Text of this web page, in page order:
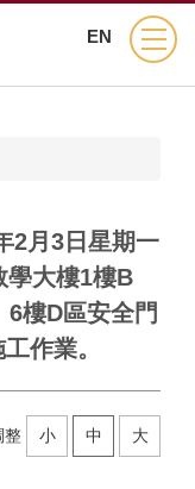
EN
2月3日星期一
學大樓1樓B
6樓D區安全門
作業。
整 小 中
大